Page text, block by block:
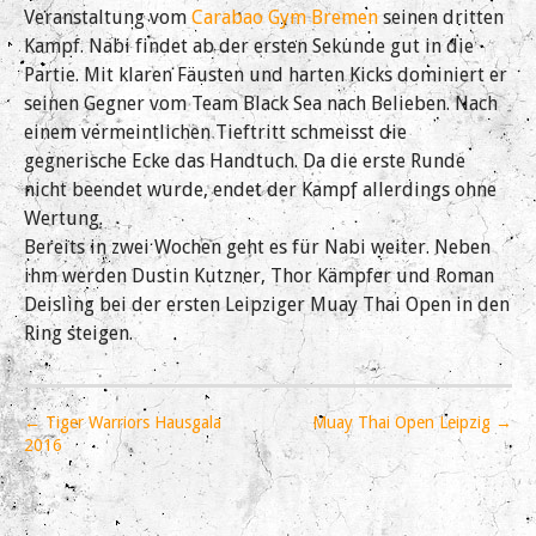
Veranstaltung vom Carabao Gym Bremen seinen dritten
Kampf. Nabi findet ab der ersten Sekunde gut in die
Partie. Mit klaren Fäusten und harten Kicks dominiert er
seinen Gegner vom Team Black Sea nach Belieben. Nach
einem vermeintlichen Tieftritt schmeisst die
gegnerische Ecke das Handtuch. Da die erste Runde
nicht beendet wurde, endet der Kampf allerdings ohne
Wertung.
Bereits in zwei Wochen geht es für Nabi weiter. Neben
ihm werden Dustin Kutzner, Thor Kämpfer und Roman
Deisling bei der ersten Leipziger Muay Thai Open in den
Ring steigen.
P
o
s
t
n
← Tiger Warriors Hausgala
2016
Muay Thai Open Leipzig →